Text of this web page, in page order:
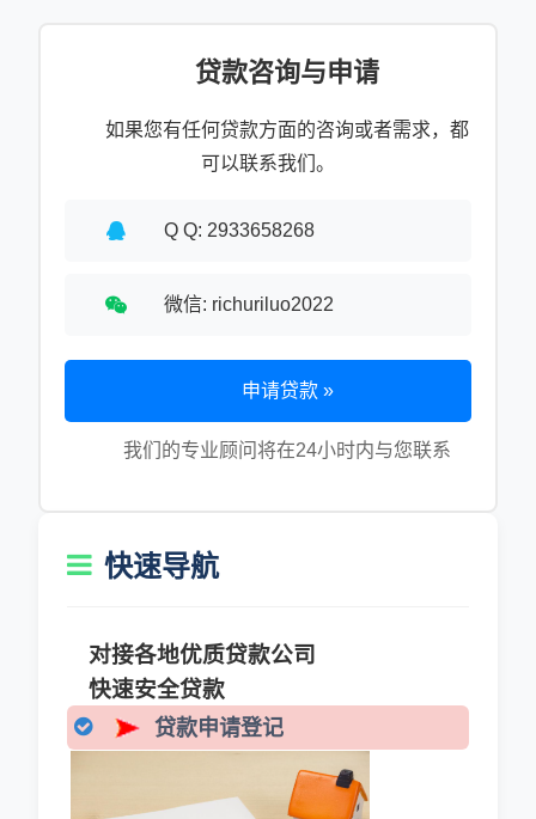
贷款咨询与申请
如果您有任何贷款方面的咨询或者需求，都
可以联系我们。
Q Q: 2933658268
微信: richuriluo2022
申请贷款 »
我们的专业顾问将在24小时内与您联系
快速导航
对接各地优质贷款公司
快速安全贷款
贷款申请登记